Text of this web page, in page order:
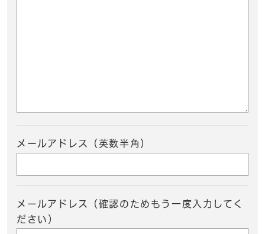
メールアドレス（英数半角）
メールアドレス（確認のためもう一度入力してく
ださい）